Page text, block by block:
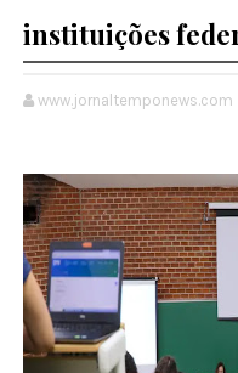
instituições
www.jornaltemponews.com